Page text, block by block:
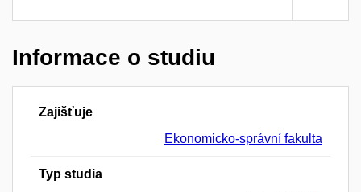
Informace o studiu
Zajišťuje
Ekonomicko-správní fakulta
Typ studia